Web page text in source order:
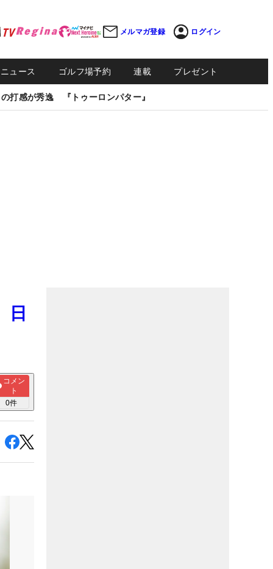
メルマガ登録 ログイン
ュース ゴルフ場予約 連載 プレゼント
打感が秀逸 『トゥーロンパター』
日
コメン
ト
0件